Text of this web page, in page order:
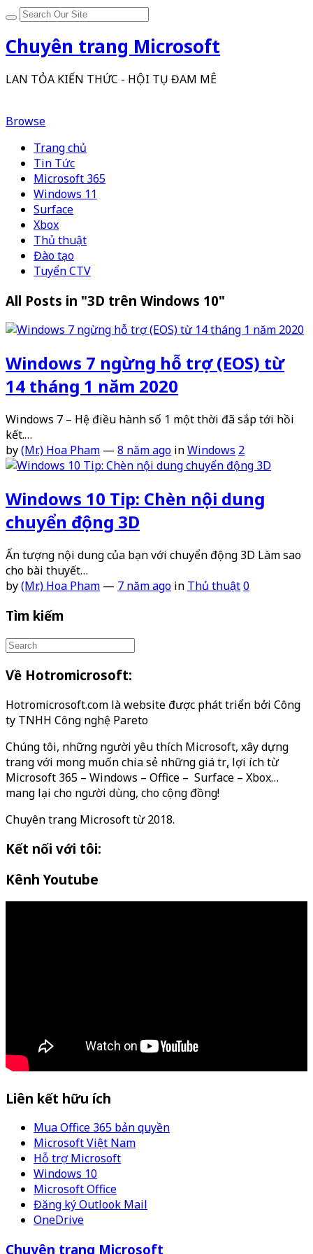
Chuyên trang Microsoft
LAN TỎA KIẾN THỨC - HỘI TỤ ĐAM MÊ
Browse
Trang chủ
Tin Tức
Microsoft 365
Windows 11
Surface
Xbox
Thủ thuật
Đào tạo
Tuyển CTV
All Posts in "3D trên Windows 10"
Windows 7 ngừng hỗ trợ (EOS) từ
14 tháng 1 năm 2020
Windows 7 – Hệ điều hành số 1 một thời đã sắp tới hồi
kết.…
by(Mr.) Hoa Pham — 8 năm ago inWindows 2
Windows 10 Tip: Chèn nội dung
chuyển động 3D
Ấn tượng nội dung của bạn với chuyển động 3D Làm sao
cho bài thuyết…
by(Mr.) Hoa Pham — 7 năm ago in Thủ thuật0
Tìm kiếm
Về Hotromicrosoft:
Hotromicrosoft.com là website được phát triển bởi Công
ty TNHH Công nghệ Pareto
Chúng tôi, những người yêu thích Microsoft, xây dựng
trang với mong muốn chia sẻ những giá trị, lợi ích từ
Microsoft 365 – Windows – Office – Surface – Xbox…
mang lại cho người dùng, cho cộng đồng!
Chuyên trang Microsoft từ 2018.
Kết nối với tôi:
Kênh Youtube
Liên kết hữu ích
Mua Office 365 bản quyền
Microsoft Việt Nam
Hỗ trợ Microsoft
Windows 10
Microsoft Office
Đăng ký Outlook Mail
OneDrive
Chuyên trang Microsoft